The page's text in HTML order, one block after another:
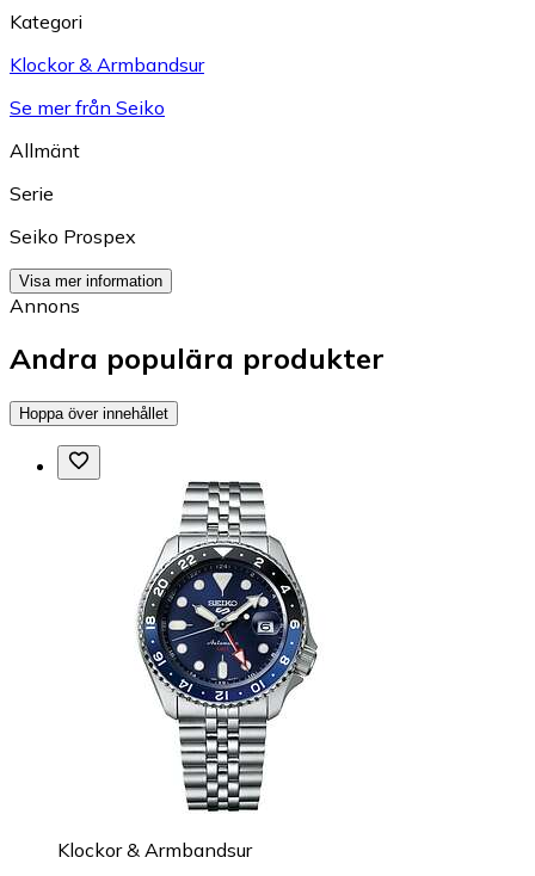
Kategori
Klockor & Armbandsur
Se mer från Seiko
Allmänt
Serie
Seiko Prospex
Visa mer information
Annons
Andra populära produkter
Hoppa över innehållet
Klockor & Armbandsur